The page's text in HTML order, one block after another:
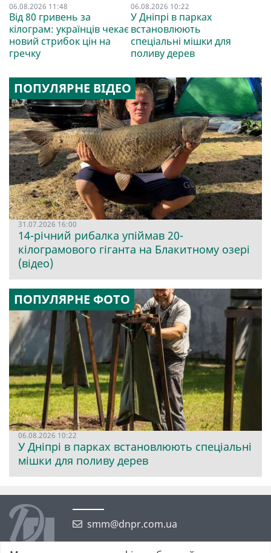
06.08.2026 11:48
Від 80 гривень за
кілограм: українців чекає
новий стрибок цін на
гречку
06.08.2026 10:22
У Дніпрі в парках
встановлюють
спеціальні мішки для
поливу дерев
ПОПУЛЯРНЕ ВІДЕО
31.07.2026 16:00
14-річний рибалка упіймав 20-
кілограмового гіганта на Блакитному озері
(відео)
ПОПУЛЯРНЕ ФОТО
06.08.2026 10:22
У Дніпрі в парках встановлюють спеціальні
мішки для поливу дерев
smm@dnpr.com.ua